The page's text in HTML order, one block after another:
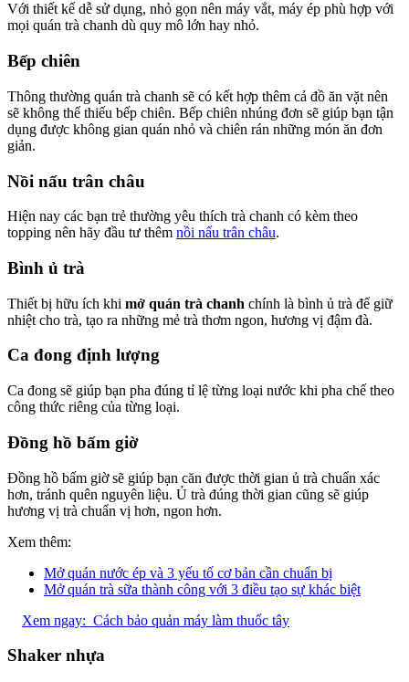
Với thiết kế dễ sử dụng, nhỏ gọn nên máy vắt, máy ép phù hợp với
mọi quán trà chanh dù quy mô lớn hay nhỏ.
Bếp chiên
Thông thường quán trà chanh sẽ có kết hợp thêm cả đồ ăn vặt nên
sẽ không thể thiếu bếp chiên. Bếp chiên nhúng đơn sẽ giúp bạn tận
dụng được không gian quán nhỏ và chiên rán những món ăn đơn
giản.
Nồi nấu trân châu
Hiện nay các bạn trẻ thường yêu thích trà chanh có kèm theo
topping nên hãy đầu tư thêm nồi nấu trân châu.
Bình ủ trà
Thiết bị hữu ích khi mở quán trà chanh chính là bình ủ trà để giữ
nhiệt cho trà, tạo ra những mẻ trà thơm ngon, hương vị đậm đà.
Ca đong định lượng
Ca đong sẽ giúp bạn pha đúng tỉ lệ từng loại nước khi pha chế theo
công thức riêng của từng loại.
Đồng hồ bấm giờ
Đồng hồ bấm giờ sẽ giúp bạn căn được thời gian ủ trà chuẩn xác
hơn, tránh quên nguyên liệu. Ủ trà đúng thời gian cũng sẽ giúp
hương vị trà chuẩn vị hơn, ngon hơn.
Xem thêm:
Mở quán nước ép và 3 yếu tố cơ bản cần chuẩn bị
Mở quán trà sữa thành công với 3 điều tạo sự khác biệt
Xem ngay: Cách bảo quản máy làm thuốc tây
Shaker nhựa